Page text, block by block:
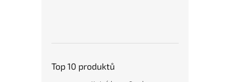
Top 10 produktů